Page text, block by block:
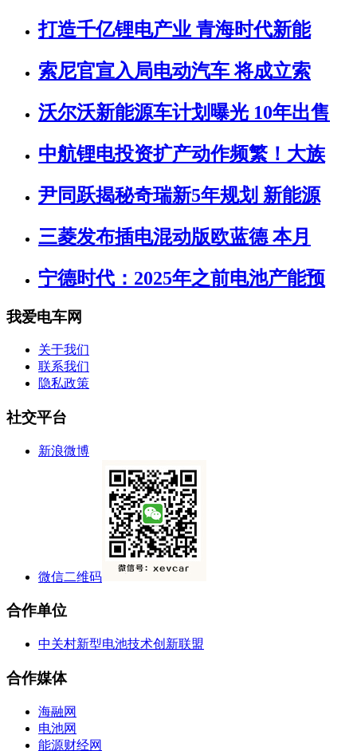
打造千亿锂电产业 青海时代新能
索尼官宣入局电动汽车 将成立索
沃尔沃新能源车计划曝光 10年出售
中航锂电投资扩产动作频繁！大族
尹同跃揭秘奇瑞新5年规划 新能源
三菱发布插电混动版欧蓝德 本月
宁德时代：2025年之前电池产能预
我爱电车网
关于我们
联系我们
隐私政策
社交平台
新浪微博
微信二维码
合作单位
中关村新型电池技术创新联盟
合作媒体
海融网
电池网
能源财经网